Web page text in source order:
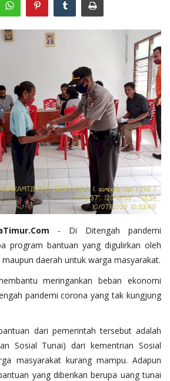
- Di Ditengah pandemi
program bantuan yang digulirkan oleh
daerah untuk warga masyarakat.
meringankan beban ekonomi
pandemi corona yang tak kungjung
dari pemerintah tersebut adalah
Sosial Tunai) dari kementrian Sosial
masyarakat kurang mampu. Adapun
yang diberikan berupa uang tunai